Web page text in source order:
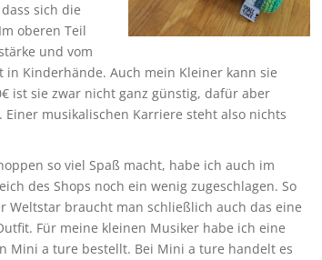
sich die
oberen Teil
und vom
in Kinderhände. Auch mein Kleiner kann sie
ist sie zwar nicht ganz günstig, dafür aber
musikalischen Karriere steht also nichts
so viel Spaß macht, habe ich auch im
des Shops noch ein wenig zugeschlagen. So
Weltstar braucht man schließlich auch das eine
Für meine kleinen Musiker habe ich eine
Mini a ture bestellt. Bei Mini a ture handelt es